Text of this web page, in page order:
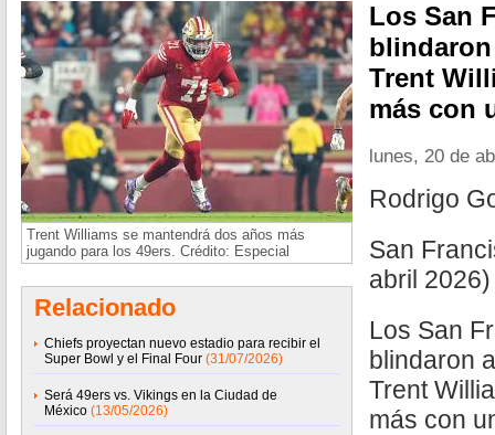
Trent Williams se mantendrá dos años más
jugando para los 49ers. Crédito: Especial
Relacionado
Chiefs proyectan nuevo estadio para recibir el
Super Bowl y el Final Four (31/07/2026)
Será 49ers vs. Vikings en la Ciudad de
México (13/05/2026)
Los San
Trent
más con
lunes, 20 de
Rodrigo
San
abril 2026)
Los San
blindaron
Trent
más con